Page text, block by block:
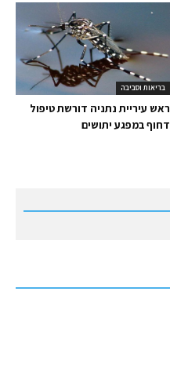
בריאות וסביבה
ראש עיריית נתניה דורשת טיפול
דחוף במפגע יתושים